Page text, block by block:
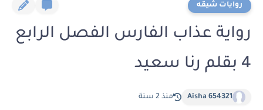
روايات شيقه
رواية عذاب الفارس الفصل الرابع
4 بقلم رنا سعيد
Aisha 654321 منذ 2 سنة